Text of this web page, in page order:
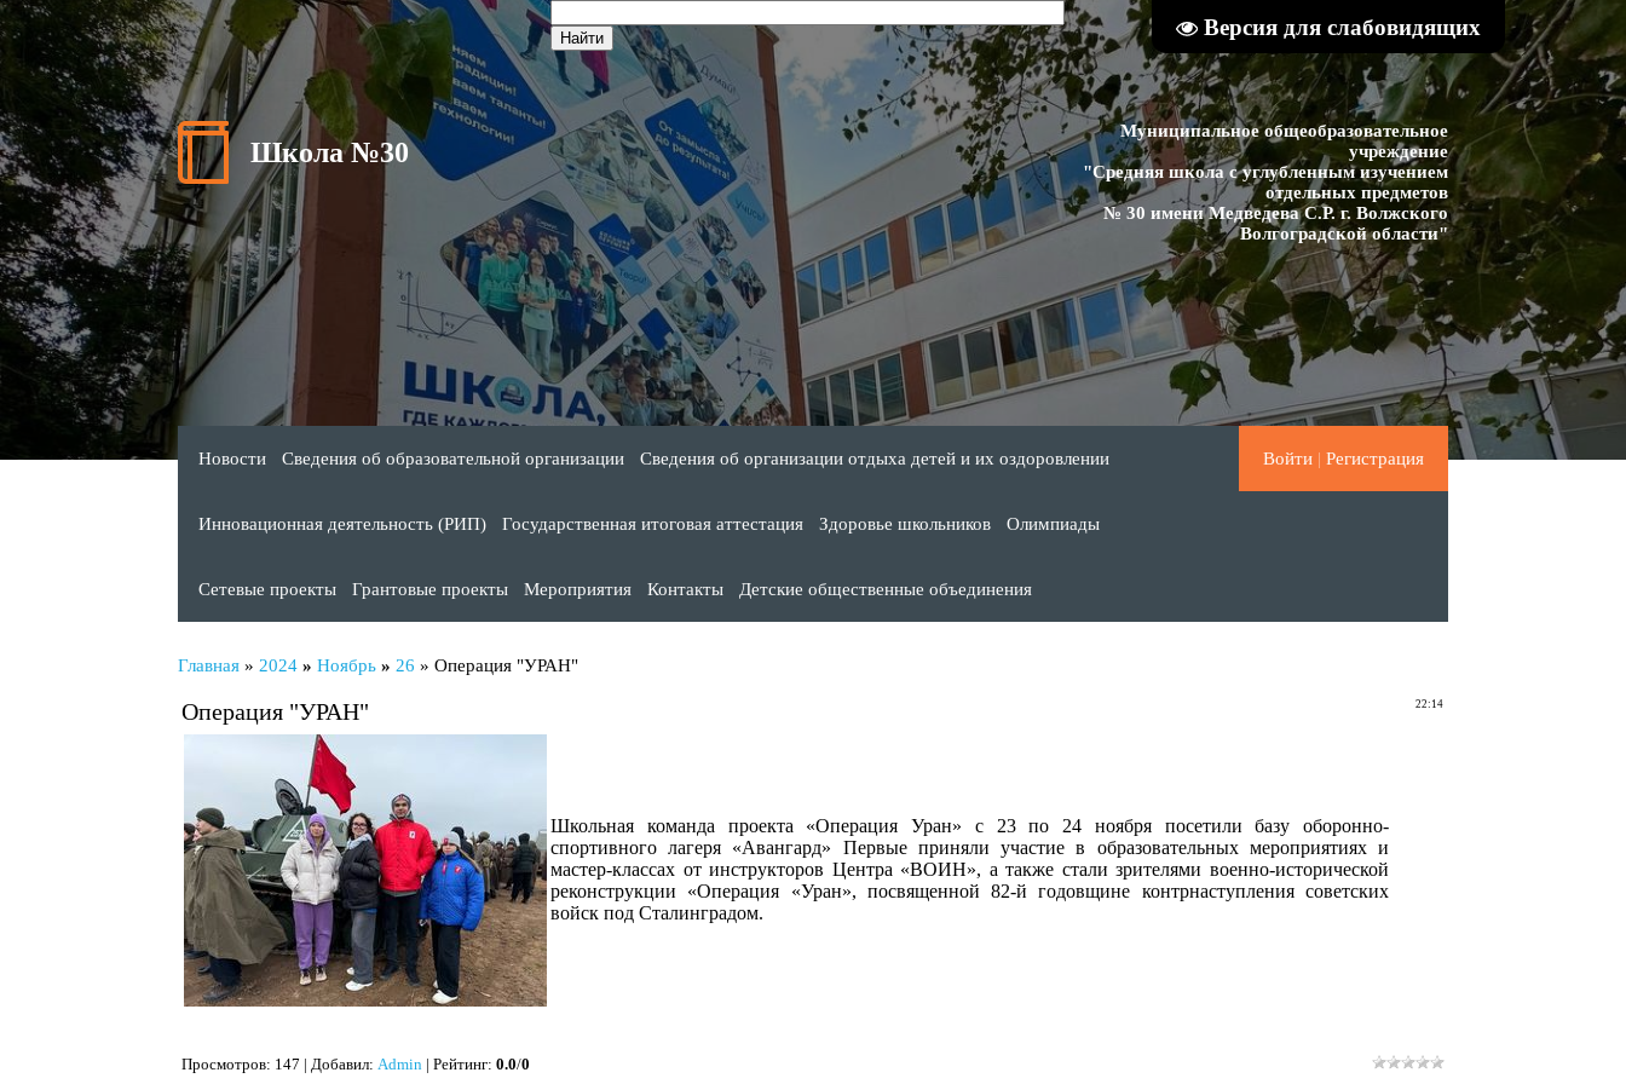
Версия для слабовидящих
Школа №30
Муниципальное общеобразовательное
учреждение
"Средняя школа с углубленным изучением
отдельных предметов
№ 30 имени Медведева С.Р. г. Волжского
Волгоградской области"
Войти | Регистрация
Новости Сведения об образовательной организации Сведения об организации отдыха детей и их оздоровлении
Инновационная деятельность (РИП) Государственная итоговая аттестация Здоровье школьников Олимпиады
Сетевые проекты Грантовые проекты Мероприятия Контакты Детские общественные объединения
Главная » 2024 » Ноябрь » 26 » Операция "УРАН"
22:14
Операция "УРАН"
Школьная команда проекта «Операция Уран» с 23 по 24 ноября посетили базу оборонно-
спортивного лагеря «Авангард» Первые приняли участие в образовательных мероприятиях и
мастер-классах от инструкторов Центра «ВОИН», а также стали зрителями военно-исторической
реконструкции «Операция «Уран», посвященной 82-й годовщине контрнаступления советских
войск под Сталинградом.
Просмотров: 147 | Добавил: Admin | Рейтинг: 0.0/0